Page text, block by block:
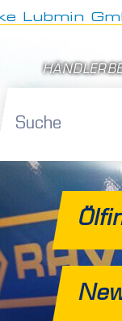
Lubmin